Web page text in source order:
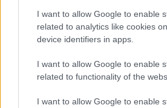
I want to allow Google to enable
related to analytics like cookies
device identifiers in apps.
I want to allow Google to enable
related to functionality of the
I want to allow Google to enable
tárhellyel érkezik?
Talán, ha más fejlesztések is vannak
Nem, nekem a mostani tárhely is elég